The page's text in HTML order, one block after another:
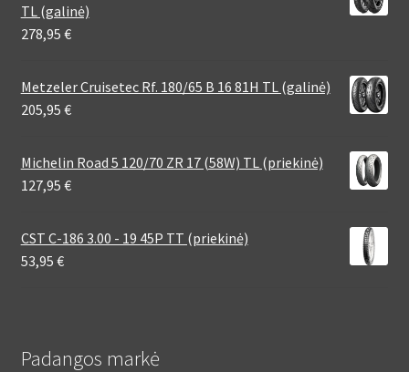
TL (galinė)
278,95 €
Metzeler Cruisetec Rf. 180/65 B 16 81H TL (galinė)
205,95 €
Michelin Road 5 120/70 ZR 17 (58W) TL (priekinė)
127,95 €
CST C-186 3.00 - 19 45P TT (priekinė)
53,95 €
Padangos markė